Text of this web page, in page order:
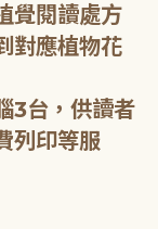
覺閱讀處方
對應植物花
3台，供讀者
列印等服